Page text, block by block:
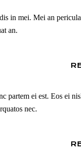
in mei. Mei an pericula
an.
partem ei est. Eos ei
nec.